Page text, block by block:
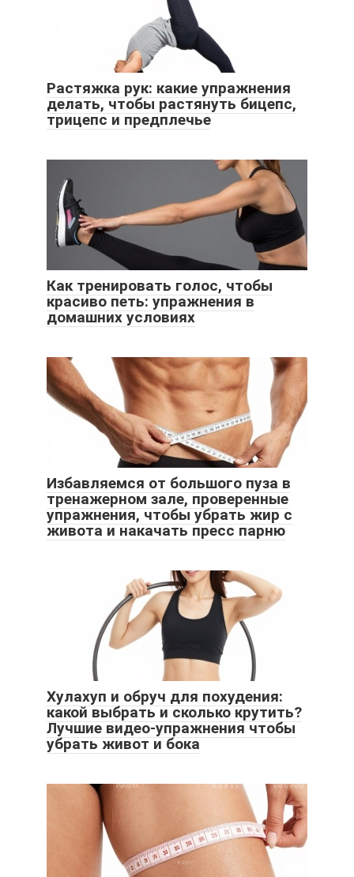
Растяжка рук: какие упражнения
делать, чтобы растянуть бицепс,
трицепс и предплечье
Как тренировать голос, чтобы
красиво петь: упражнения в
домашних условиях
Избавляемся от большого пуза в
тренажерном зале, проверенные
упражнения, чтобы убрать жир с
живота и накачать пресс парню
Хулахуп и обруч для похудения:
какой выбрать и сколько крутить?
Лучшие видео-упражнения чтобы
убрать живот и бока